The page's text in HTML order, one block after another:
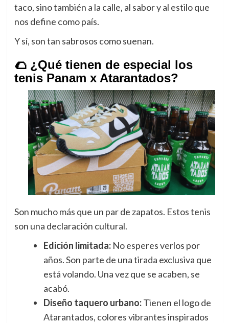
taco, sino también a la calle, al sabor y al estilo que
nos define como país.
Y sí, son tan sabrosos como suenan.
🌮 ¿Qué tienen de especial los
tenis Panam x Atarantados?
Son mucho más que un par de zapatos. Estos tenis
son una declaración cultural.
Edición limitada:No esperes verlos por
años. Son parte de una tirada exclusiva que
está volando. Una vez que se acaben, se
acabó.
Diseño taquero urbano:Tienen el logo de
Atarantados, colores vibrantes inspirados